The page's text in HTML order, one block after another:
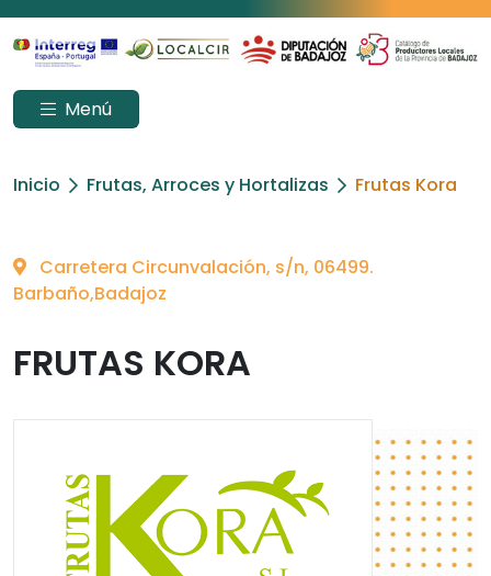
Menú
Inicio Frutas, Arroces y Hortalizas Frutas Kora
Carretera Circunvalación, s/n, 06499.
Barbaño,Badajoz
FRUTAS KORA